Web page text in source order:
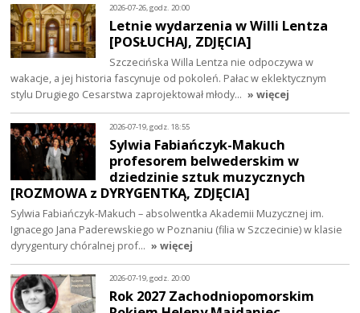
2026-07-26, godz. 20:00
Letnie wydarzenia w Willi Lentza
[POSŁUCHAJ, ZDJĘCIA]
Szczecińska Willa Lentza nie odpoczywa w
wakacje, a jej historia fascynuje od pokoleń. Pałac w eklektycznym
stylu Drugiego Cesarstwa zaprojektował młody… » więcej
2026-07-19, godz. 18:55
Sylwia Fabiańczyk-Makuch
profesorem belwederskim w
dziedzinie sztuk muzycznych
[ROZMOWA z DYRYGENTKĄ, ZDJĘCIA]
Sylwia Fabiańczyk-Makuch – absolwentka Akademii Muzycznej im.
Ignacego Jana Paderewskiego w Poznaniu (filia w Szczecinie) w klasie
dyrygentury chóralnej prof… » więcej
2026-07-19, godz. 20:00
Rok 2027 Zachodniopomorskim